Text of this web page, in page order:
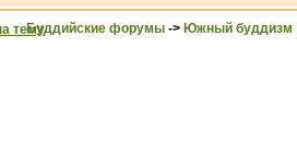
Буддийские форумы -> Южный буддизм